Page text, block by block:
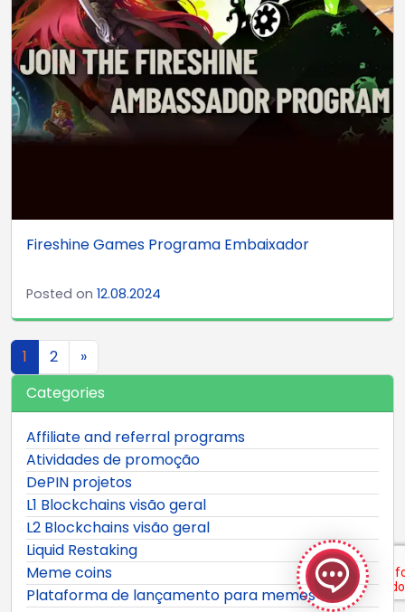
Fireshine Games Programa Embaixador
Posted on 12.08.2024
Navegação de artigos
1 2
»
Categories
Affiliate and referral programs
Atividades de promoção
DePIN projetos
L1 Blockchains visão geral
L2 Blockchains visão geral
Liquid Restaking
Meme coins
Plataforma de lançamento para memes
GeekyBot
online
Welcome to GeekyBot! Let me